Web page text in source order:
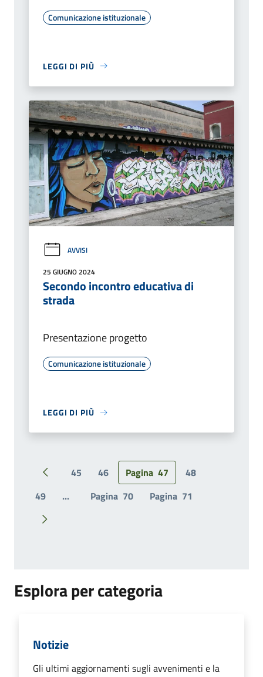
Comunicazione istituzionale
LEGGI DI PIÙ
AVVISI
25 GIUGNO 2024
Secondo incontro educativa di
strada
Presentazione progetto
Comunicazione istituzionale
LEGGI DI PIÙ
Pagina precedente
45 46 Pagina 47
48
49
... Pagina 70 Pagina 71
Pagina successiva
Esplora per categoria
Notizie
Gli ultimi aggiornamenti sugli avvenimenti e la